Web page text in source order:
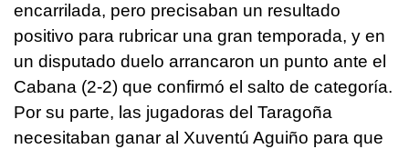
encarrilada, pero precisaban un resultado
positivo para rubricar una gran temporada, y en
un disputado duelo arrancaron un punto ante el
Cabana (2-2) que confirmó el salto de categoría.
Por su parte, las jugadoras del Taragoña
necesitaban ganar al Xuventú Aguiño para que